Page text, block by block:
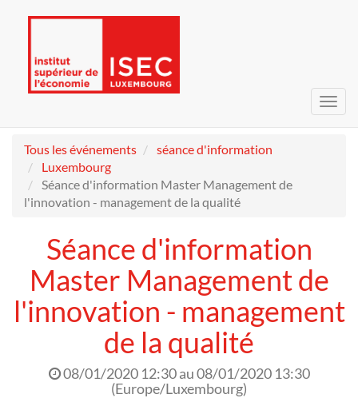
Tous les événements
séance d'information
Luxembourg
Séance d'information Master Management de
l'innovation - management de la qualité
Séance d'information
Master Management de
l'innovation - management
de la qualité
08/01/2020 12:30au08/01/2020 13:30
(Europe/Luxembourg)